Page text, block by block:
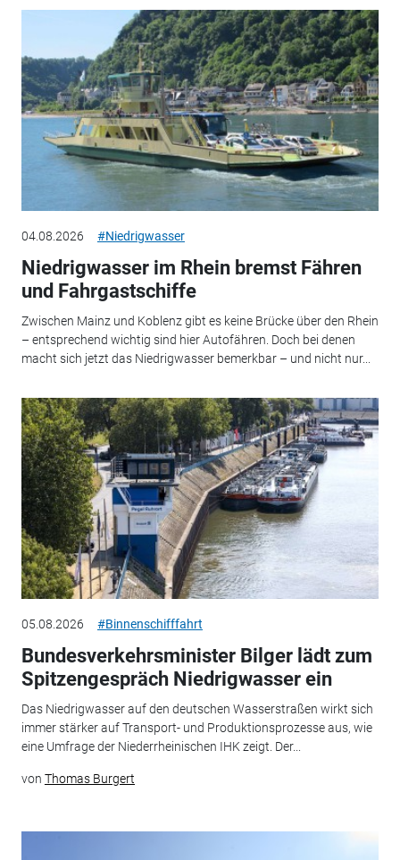
04.08.2026 #Niedrigwasser
Niedrigwasser im Rhein bremst Fähren
und Fahrgastschiffe
Zwischen Mainz und Koblenz gibt es keine Brücke über den Rhein
– entsprechend wichtig sind hier Autofähren. Doch bei denen
macht sich jetzt das Niedrigwasser bemerkbar – und nicht nur...
05.08.2026 #Binnenschifffahrt
Bundesverkehrsminister Bilger lädt zum
Spitzengespräch Niedrigwasser ein
Das Niedrigwasser auf den deutschen Wasserstraßen wirkt sich
immer stärker auf Transport- und Produktionsprozesse aus, wie
eine Umfrage der Niederrheinischen IHK zeigt. Der...
von Thomas Burgert